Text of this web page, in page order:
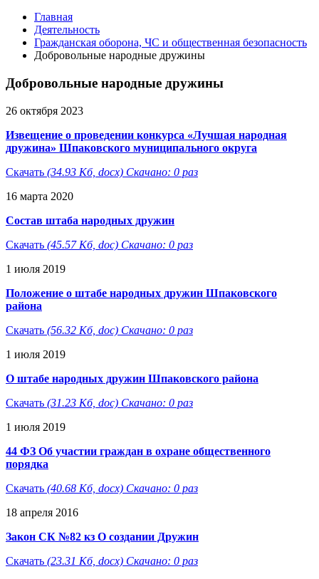
Главная
Деятельность
Гражданская оборона, ЧС и общественная безопасность
Добровольные народные дружины
Добровольные народные дружины
26 октября 2023
Извещение о проведении конкурса «Лучшая народная
дружина» Шпаковского муниципального округа
Скачать (34.93 Кб, docx) Скачано: 0 раз
16 марта 2020
Состав штаба народных дружин
Скачать (45.57 Кб, doc) Скачано: 0 раз
1 июля 2019
Положение о штабе народных дружин Шпаковского
района
Скачать (56.32 Кб, doc) Скачано: 0 раз
1 июля 2019
О штабе народных дружин Шпаковского района
Скачать (31.23 Кб, doc) Скачано: 0 раз
1 июля 2019
44 ФЗ Об участии граждан в охране общественного
порядка
Скачать (40.68 Кб, docx) Скачано: 0 раз
18 апреля 2016
Закон СК №82 кз О создании Дружин
Скачать (23.31 Кб, docx) Скачано: 0 раз